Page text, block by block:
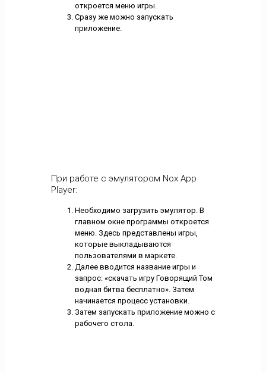
откроется меню игры.
Сразу же можно запускать
приложение.
При работе с эмулятором Nox App
Player:
Необходимо загрузить эмулятор. В
главном окне программы откроется
меню. Здесь представлены игры,
которые выкладываются
пользователями в маркете.
Далее вводится название игры и
запрос: «скачать игру Говорящий Том
водная битва бесплатно». Затем
начинается процесс установки.
Затем запускать приложение можно с
рабочего стола.